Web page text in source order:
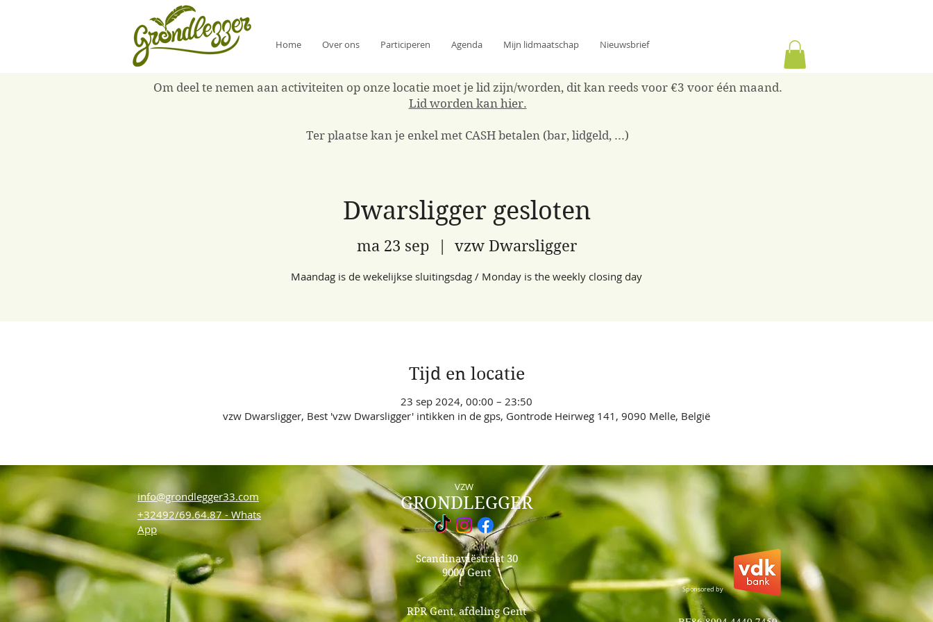
Home Over ons Participeren Agenda Mijn lidmaatschap Nieuwsbrief
Om deel te nemen aan activiteiten op onze locatie moet je lid zijn/worden, dit kan reeds voor €3 voor één maand.
Lid worden kan hier.
Ter plaatse kan je enkel met CASH betalen (bar, lidgeld, ...)
Dwarsligger gesloten
ma 23 sep
  |
vzw Dwarsligger
Maandag is de wekelijkse sluitingsdag / Monday is the weekly closing day
Tijd en locatie
23 sep 2024, 00:00 – 23:50
vzw Dwarsligger, Best 'vzw Dwarsligger' intikken in de gps, Gontrode Heirweg 141, 9090 Melle, België
info@grondlegger33.com
+32492/69.64.87 - Whats
App
VZW
GRONDLEGGER
Scandinaviëstraat 30
9000 Gent
RPR Gent, afdeling Gent
Sponsored by